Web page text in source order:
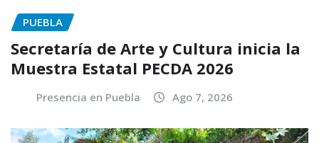
PUEBLA
Secretaría de Arte y Cultura inicia la
Muestra Estatal PECDA 2026
Presencia en Puebla Ago 7, 2026